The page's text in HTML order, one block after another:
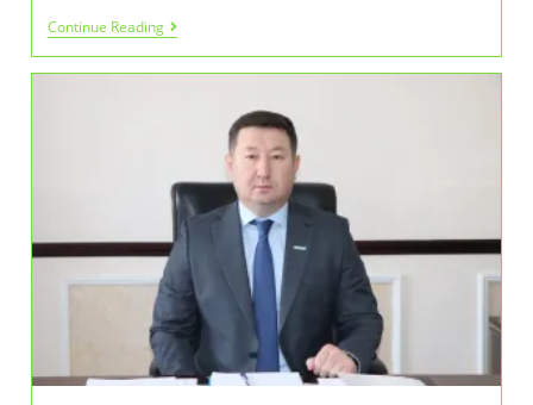
Continue ReadingҚазақстандық
Балалардың
Шотына
Аударылды